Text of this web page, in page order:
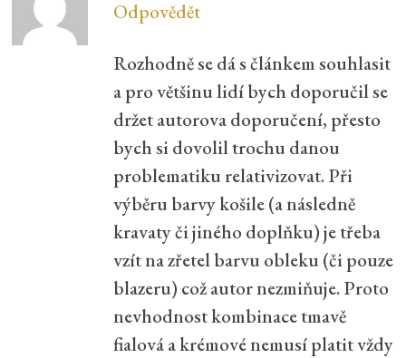
Odpovědět
Rozhodně se dá s článkem souhlasit
a pro většinu lidí bych doporučil se
držet autorova doporučení, přesto
bych si dovolil trochu danou
problematiku relativizovat. Při
výběru barvy košile (a následně
kravaty či jiného doplňku) je třeba
vzít na zřetel barvu obleku (či pouze
blazeru) což autor nezmiňuje. Proto
nevhodnost kombinace tmavě
fialová a krémové nemusí platit vždy